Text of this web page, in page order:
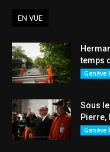
EN VUE
temps
Genève
Sous
Pierre,
Genève